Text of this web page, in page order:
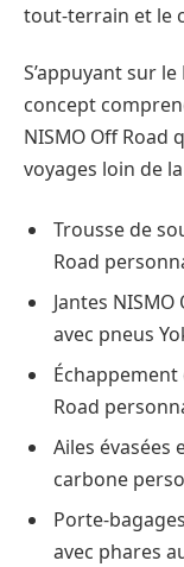
tout-terrain et le
S’appuyant sur
concept
NISMO Off Road
voyages loin de
Trousse de
Road
Jantes
avec pneus
Road
Ailes
carbone
Porte-
avec phares